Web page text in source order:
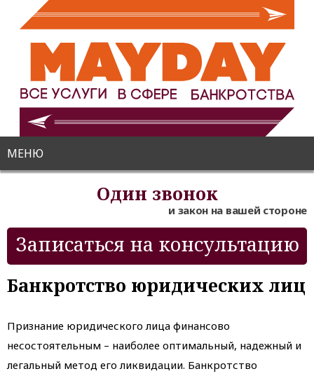
МЕНЮ
Один звонок
и закон на вашей стороне
Записаться на консультацию
Банкротство юридических лиц
Признание юридического лица финансово
несостоятельным – наиболее оптимальный, надежный и
легальный метод его ликвидации. Банкротство